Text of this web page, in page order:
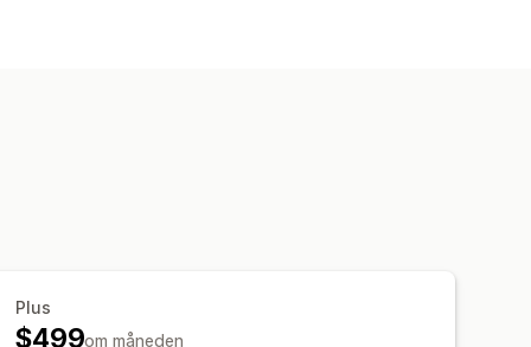
Abonnementer
Plus
$499om måneden